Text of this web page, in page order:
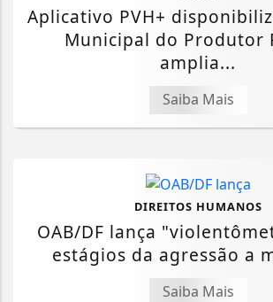
Aplicativo PVH+
Municipal do Produtor
amplia...
Saiba Mais
DIREITOS HUMANOS
OAB/DF lança
estágios da agressão a
Saiba Mais